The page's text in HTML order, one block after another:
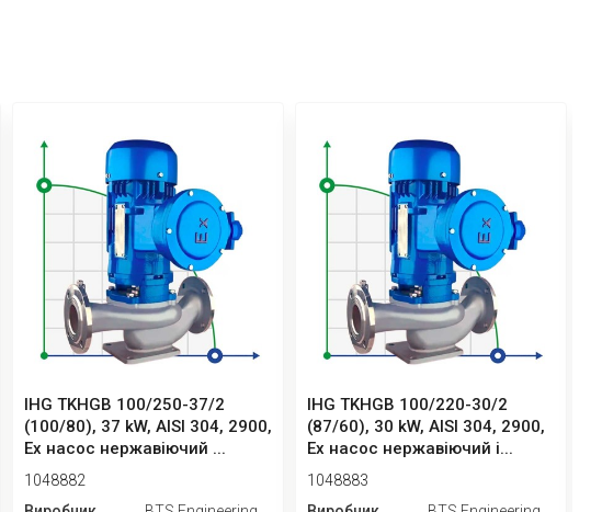
IHG TKHGB 100/250-37/2
(100/80), 37 kW, AISI 304, 2900,
Ex насос нержавіючий ...
1048882
IHG TKHGB 100/220-30/2
(87/60), 30 kW, AISI 304, 2900,
Ex насос нержавіючий і...
1048883